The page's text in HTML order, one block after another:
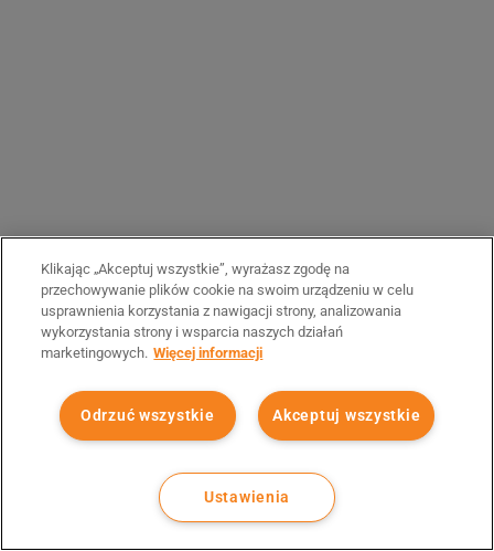
Klikając „Akceptuj wszystkie”, wyrażasz zgodę na
przechowywanie plików cookie na swoim urządzeniu w celu
usprawnienia korzystania z nawigacji strony, analizowania
wykorzystania strony i wsparcia naszych działań
marketingowych. Więcej informacji
Akceptuj wszystkie
Odrzuć wszystkie
Ustawienia